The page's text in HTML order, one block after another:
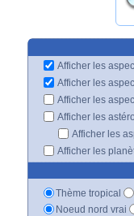
Afficher les
Afficher les
Afficher les
Afficher les
Afficher les
Afficher les
Thème tropical
Noeud nord vrai